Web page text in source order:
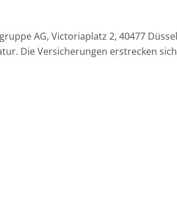
AG, Victoriaplatz 2, 40477
Die Versicherungen erstrecken